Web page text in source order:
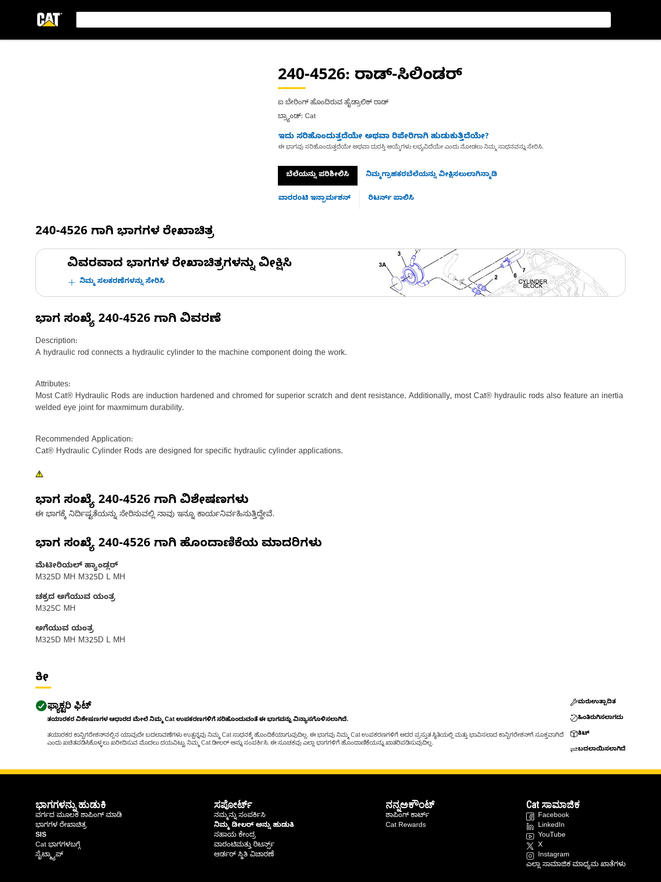
240-4526: ರಾಡ್-ಸಿಲಿಂಡರ್
ಐ ಬೇರಿಂಗ್ ಹೊಂದಿರುವ ಹೈಡ್ರಾಲಿಕ್ ರಾಡ್
ಬ್ರ್ಯಾಂಡ್: Cat
ಇದು ಸರಿಹೊಂದುತ್ತದೆಯೇ ಅಥವಾ ರಿಪೇರಿಗಾಗಿ ಹುಡುಕುತ್ತಿದೆಯೇ?
ಈ ಭಾಗವು ಸರಿಹೊಂದುತ್ತದೆಯೇ ಅಥವಾ ದುರಸ್ತಿ ಆಯ್ಕೆಗಳು ಲಭ್ಯವಿದೆಯೇ ಎಂದು ನೋಡಲು ನಿಮ್ಮ ಸಾಧನವನ್ನು ಸೇರಿಸಿ.
ಬೆಲೆಯನ್ನು ಪರಿಶೀಲಿಸಿ ನಿಮ್ಮಗ್ರಾಹಕರಬೆಲೆಯನ್ನು ವೀಕ್ಷಿಸಲುಲಾಗಿನ್ಮಾಡಿ
ವಾರರಂಟಿ ಇನ್ಫಾರ್ಮಶನ್ ರಿಟರ್ನ್ ಪಾಲಿಸಿ
240-4526 ಗಾಗಿ ಭಾಗಗಳ ರೇಖಾಚಿತ್ರ
ವಿವರವಾದ ಭಾಗಗಳ ರೇಖಾಚಿತ್ರಗಳನ್ನು ವೀಕ್ಷಿಸಿ
ನಿಮ್ಮ ಸಲಕರಣೆಗಳನ್ನು ಸೇರಿಸಿ
ಭಾಗ ಸಂಖ್ಯೆ 240-4526 ಗಾಗಿ ವಿವರಣೆ
Description:
A hydraulic rod connects a hydraulic cylinder to the machine component doing the work.
Attributes:
Most Cat® Hydraulic Rods are induction hardened and chromed for superior scratch and dent resistance. Additionally, most Cat® hydraulic rods also feature an inertia
welded eye joint for maxmimum durability.
Recommended Application:
Cat® Hydraulic Cylinder Rods are designed for specific hydraulic cylinder applications.
ಭಾಗ ಸಂಖ್ಯೆ 240-4526 ಗಾಗಿ ವಿಶೇಷಣಗಳು
ಈ ಭಾಗಕ್ಕೆ ನಿರ್ದಿಷ್ಟತೆಯನ್ನು ಸೇರಿಸುವಲ್ಲಿ ನಾವು ಇನ್ನೂ ಕಾರ್ಯನಿರ್ವಹಿಸುತ್ತಿದ್ದೇವೆ.
ಭಾಗ ಸಂಖ್ಯೆ 240-4526 ಗಾಗಿ ಹೊಂದಾಣಿಕೆಯ ಮಾದರಿಗಳು
ಮೆಟೀರಿಯಲ್‌ ಹ್ಯಾಂಡ್ಲರ್‌
M325D MH M325D L MH
ಚಕ್ರದ ಅಗೆಯುವ ಯಂತ್ರ
M325C MH
ಅಗೆಯುವ ಯಂತ್ರ
M325D MH M325D L MH
ಕೀ
ಫ್ಯಾಕ್ಟರಿ ಫಿಟ್
ತಯಾರಕರ ವಿಶೇಷಣಗಳ ಆಧಾರದ ಮೇಲೆ ನಿಮ್ಮ Cat ಉಪಕರಣಗಳಿಗೆ ಸರಿಹೊಂದುವಂತೆ ಈ ಭಾಗವನ್ನು ವಿನ್ಯಾಸಗೊಳಿಸಲಾಗಿದೆ.
ತಯಾರಕರ ಕಾನ್ಫಿಗರೇಶನ್‌ನಲ್ಲಿನ ಯಾವುದೇ ಬದಲಾವಣೆಗಳು ಉತ್ಪನ್ನವು ನಿಮ್ಮ Cat ಸಾಧನಕ್ಕೆ ಹೊಂದಿಕೆಯಾಗುವುದಿಲ್ಲ. ಈ ಭಾಗವು ನಿಮ್ಮ Cat ಉಪಕರಣಗಳಿಗೆ ಅದರ ಪ್ರಸ್ತುತ ಸ್ಥಿತಿಯಲ್ಲಿ ಮತ್ತು ಭಾವಿಸಲಾದ ಕಾನ್ಫಿಗರೇಶನ್‌ಗೆ ಸೂಕ್ತವಾಗಿದೆ
ಎಂದು ಖಚಿತಪಡಿಸಿಕೊಳ್ಳಲು ಖರೀದಿಸುವ ಮೊದಲು ದಯವಿಟ್ಟು ನಿಮ್ಮ Cat ಡೀಲರ್ ಅನ್ನು ಸಂಪರ್ಕಿಸಿ. ಈ ಸೂಚಕವು ಎಲ್ಲಾ ಭಾಗಗಳಿಗೆ ಹೊಂದಾಣಿಕೆಯನ್ನು ಖಾತರಿಪಡಿಸುವುದಿಲ್ಲ.
ಮರುಉತ್ಪಾದಿತ
ಹಿಂತಿರುಗಿಸಲಾಗದು
ಕಿಟ್
ಬದಲಾಯಿಸಲಾಗಿದೆ
ಭಾಗಗಳನ್ನು ಹುಡುಕಿ
ವರ್ಗದ ಮೂಲಕ ಶಾಪಿಂಗ್ ಮಾಡಿ
ಭಾಗಗಳ ರೇಖಾಚಿತ್ರ
SIS
Cat ಭಾಗಗಳಬಗ್ಗೆ
ಸೈಟ್ಮ್ಯಾಪ್
ಸಪೋರ್ಟ್
ನಮ್ಮನ್ನು ಸಂಪರ್ಕಿಸಿ
ನಿಮ್ಮ ಡೀಲರ್ ಅನ್ನು ಹುಡುಕಿ
ಸಹಾಯ ಕೇಂದ್ರ
ವಾರಂಟಿಮತ್ತು ರಿಟರ್ನ್ಸ್
ಆರ್ಡರ್ ಸ್ಥಿತಿ ವಿಚಾರಣೆ
ನನ್ನಅಕೌಂಟ್
ಶಾಪಿಂಗ್ ಕಾರ್ಟ್
Cat Rewards
Cat ಸಾಮಾಜಿಕ
Facebook
LinkedIn
YouTube
X
Instagram
ಎಲ್ಲಾ ಸಾಮಾಜಿಕ ಮಾಧ್ಯಮ ಖಾತೆಗಳು